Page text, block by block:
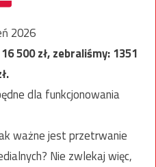
2026
16 500zł, zebraliśmy:1351
dla funkcjonowania
ważne jest przetrwanie
Nie zwlekaj więc,